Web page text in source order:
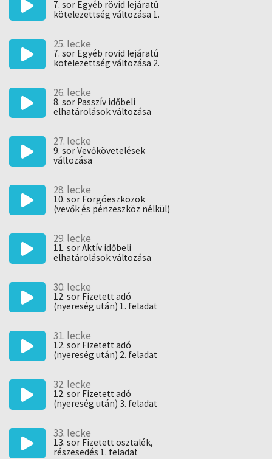
7. sor Egyéb rövid lejáratú
kötelezettség változása 1.
25. lecke
7. sor Egyéb rövid lejáratú
kötelezettség változása 2.
26. lecke
8. sor Passzív időbeli
elhatárolások változása
27. lecke
9. sor Vevőkövetelések
változása
28. lecke
10. sor Forgóeszközök
(vevők és pénzeszköz nélkül)
változása
29. lecke
11. sor Aktív időbeli
elhatárolások változása
30. lecke
12. sor Fizetett adó
(nyereség után) 1. feladat
31. lecke
12. sor Fizetett adó
(nyereség után) 2. feladat
32. lecke
12. sor Fizetett adó
(nyereség után) 3. feladat
33. lecke
13. sor Fizetett osztalék,
részesedés 1. feladat